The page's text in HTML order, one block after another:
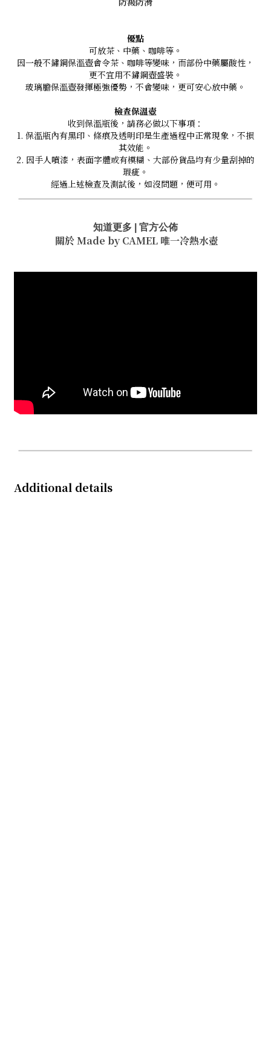
優點
可放茶、中藥、咖啡等。
因一般不鏽鋼保溫壺會令茶、咖啡等變味，而部份中藥屬酸性，
更不宜用不鏽鋼壺盛裝。
玻璃膽保溫壺發揮極強優勢，不會變味，更可安心放中藥。
檢查保溫壺
收到保溫瓶後，請務必做以下事項：
1. 保溫瓶內有黑印、條痕及透明印是生產過程中正常現象，不損
其效能。
2. 因手人噴漆，表面字體或有模糊、大部份貨品均有少量刮掉的
瑕疵。
經過上述檢查及測試後，如沒問題，便可用。
知道更多 | 官方公佈
關於 Made by CAMEL 唯一冷熱水壺
Additional details